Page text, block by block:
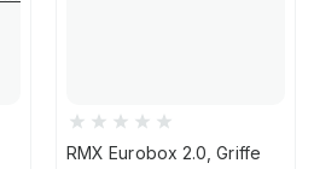
RMX Eurobox 2.0, Griffe